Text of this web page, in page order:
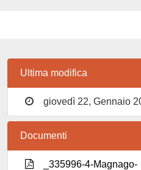
Ultima modifica
giovedì 22, Gennaio
Documenti
_335996-4-Magnago-